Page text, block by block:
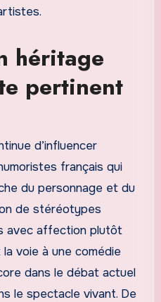
héritage
pertinent
d’influencer
français qui
du personnage et du
de stéréotypes
avec affection plutôt
voie à une comédie
dans le débat actuel
le spectacle vivant. De